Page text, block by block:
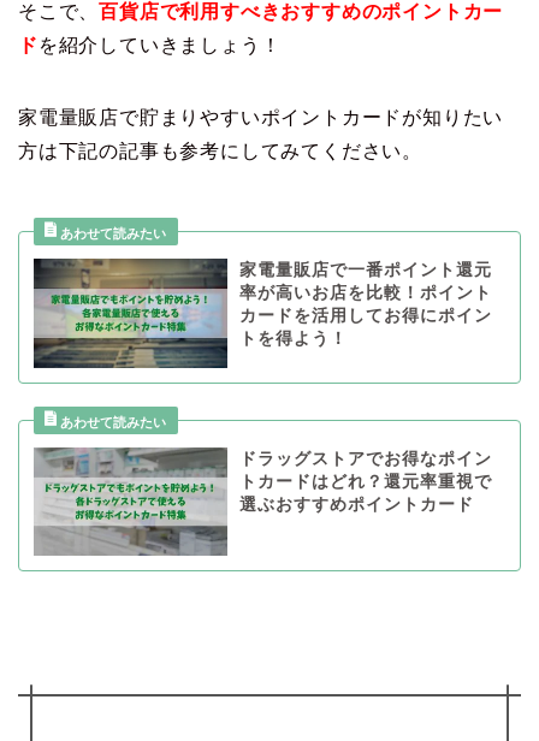
そこで、
百貨店で利用すべきおすすめのポイントカー
ド を紹介していきましょう！
家電量販店で貯まりやすいポイントカードが知りたい
方は下記の記事も参考にしてみてください。
家電量販店で一番ポイント還元
率が高いお店を比較！ポイント
カードを活用してお得にポイン
トを得よう！
ドラッグストアでお得なポイン
トカードはどれ？還元率重視で
選ぶおすすめポイントカード